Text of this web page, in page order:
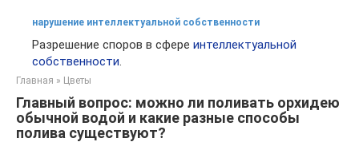
нарушение интеллектуальной собственности
Разрешение споров в сфере интеллектуальной
собственности.
Главная » Цветы
Главный вопрос: можно ли поливать орхидею
обычной водой и какие разные способы
полива существуют?